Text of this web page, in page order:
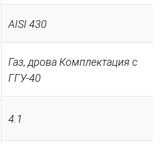
AISI 430
Газ, дрова Комплектация с
ГГУ-40
4.1